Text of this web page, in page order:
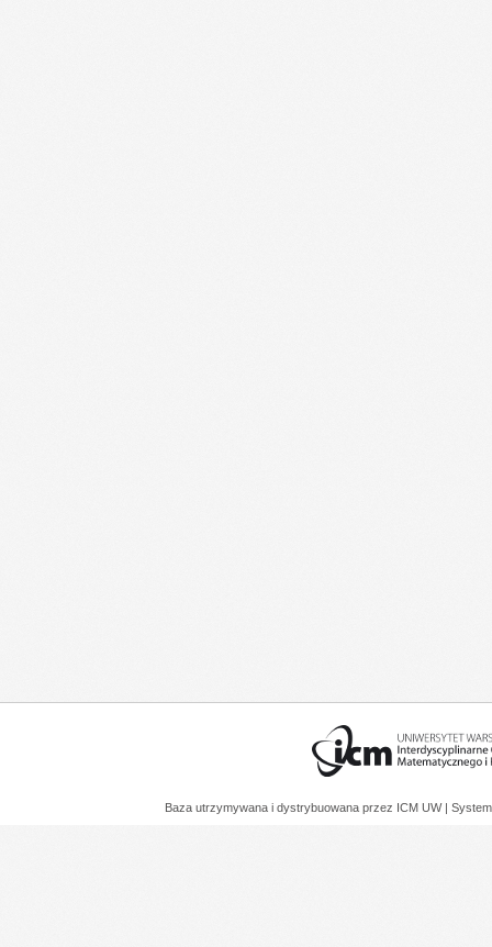
Baza utrzymywana i dystrybuowana przez ICM UW |